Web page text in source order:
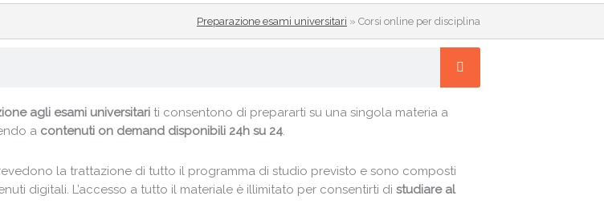
Preparazione esami universitari » Corsi online per disciplina
agli esami universitari ti consentono di prepararti su una singola materia a
a contenuti on demand disponibili 24h su 24.
la trattazione di tutto il programma di studio previsto e sono composti
digitali. L’accesso a tutto il materiale è illimitato per consentirti distudiare al